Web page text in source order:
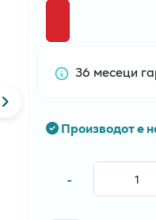
36 месеци
Производот е
-